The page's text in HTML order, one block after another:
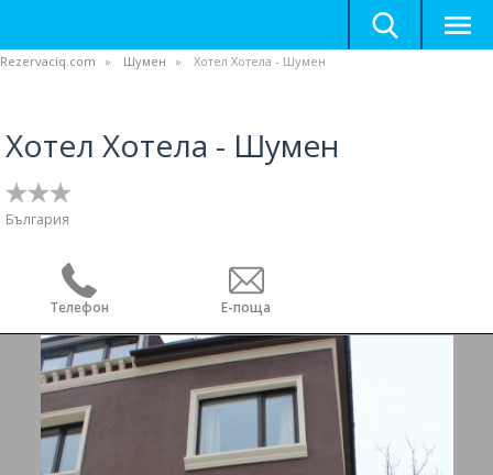
Rezervaciq.com Шумен Хотел Хотела - Шумен
Хотел Хотела - Шумен
България
Телефон Е-поща